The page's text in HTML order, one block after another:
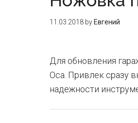
11.03.2018 by Евгений
Для обновления
Оса. Привлек сразу
надежности